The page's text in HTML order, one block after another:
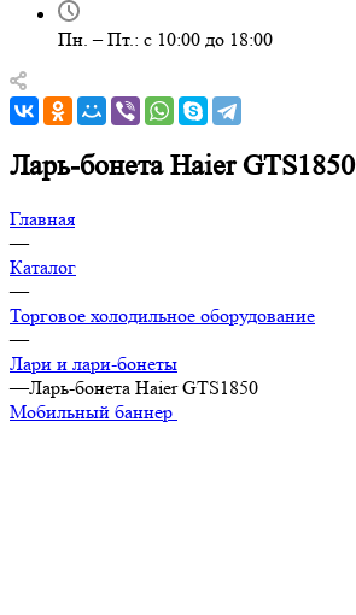
Пн. – Пт.: с 10:00 до 18:00
Ларь-бонета Haier GTS1850
Главная
—
Каталог
—
Торговое холодильное оборудование
—
Лари и лари-бонеты
—Ларь-бонета Haier GTS1850
Мобильный баннер